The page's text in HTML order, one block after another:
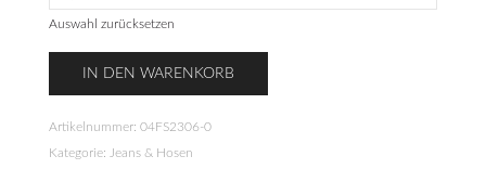
Auswahl zurücksetzen
Weite
Hose
Satinoptik
Menge
IN DEN WARENKORB
Artikelnummer: 04FS2306-0
Kategorie: Jeans & Hosen